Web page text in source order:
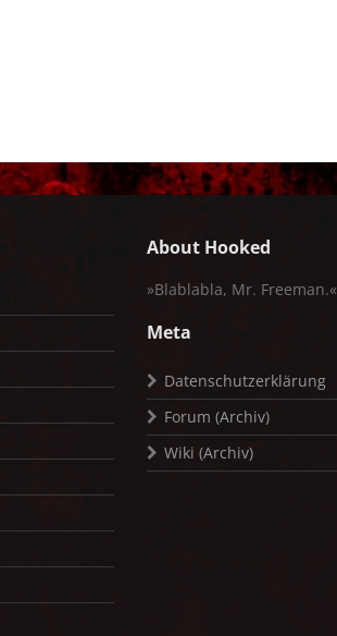
About Hooked
»Blablabla, Mr. Freeman.«
Meta
Datenschutzerklärung
Forum (Archiv)
Wiki (Archiv)